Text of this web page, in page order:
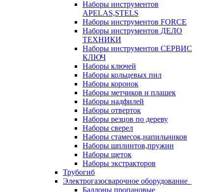
Наборы инструментов
APELAS,STELS
Наборы инструментов FORCE
Наборы инструментов ДЕЛО
ТЕХНИКИ
Наборы инструментов СЕРВИС
КЛЮЧ
Наборы ключей
Наборы кольцевых пил
Наборы коронок
Наборы метчиков и плашек
Наборы надфилей
Наборы отверток
Наборы резцов по дереву
Наборы сверел
Наборы стамесок,напильников
Наборы шплинтов,пружин
Наборы щеток
Наборы экстракторов
Трубогиб
Электрогазосварочное оборудование
Баллоны пропановые